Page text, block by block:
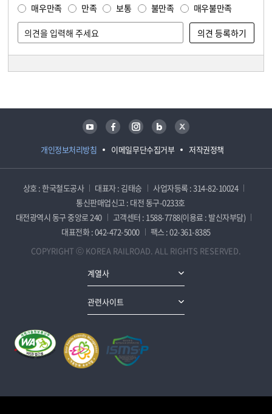
매우만족 만족 보통 불만족 매우불만족
개인정보처리방침 이메일무단수집거부 저작권정책
유튜브 페이스북 인스타그램 블로그 트위터
상호 : 한국철도공사 대표자 : 김태승
사업자등록 : 314-82-10024
통신판매업신고 : 대전 동구-0233호
대전광역시 동구 중앙로 240
고객센터 : 1588-7788(이용료 : 발신자부담)
대표전화 : 042-472-5000
팩스 : 02-361-8385
COPYRIGHT ⓒ KOREA RAILROAD. ALL RIGHTS RESERVED.
계열사
관련사이트